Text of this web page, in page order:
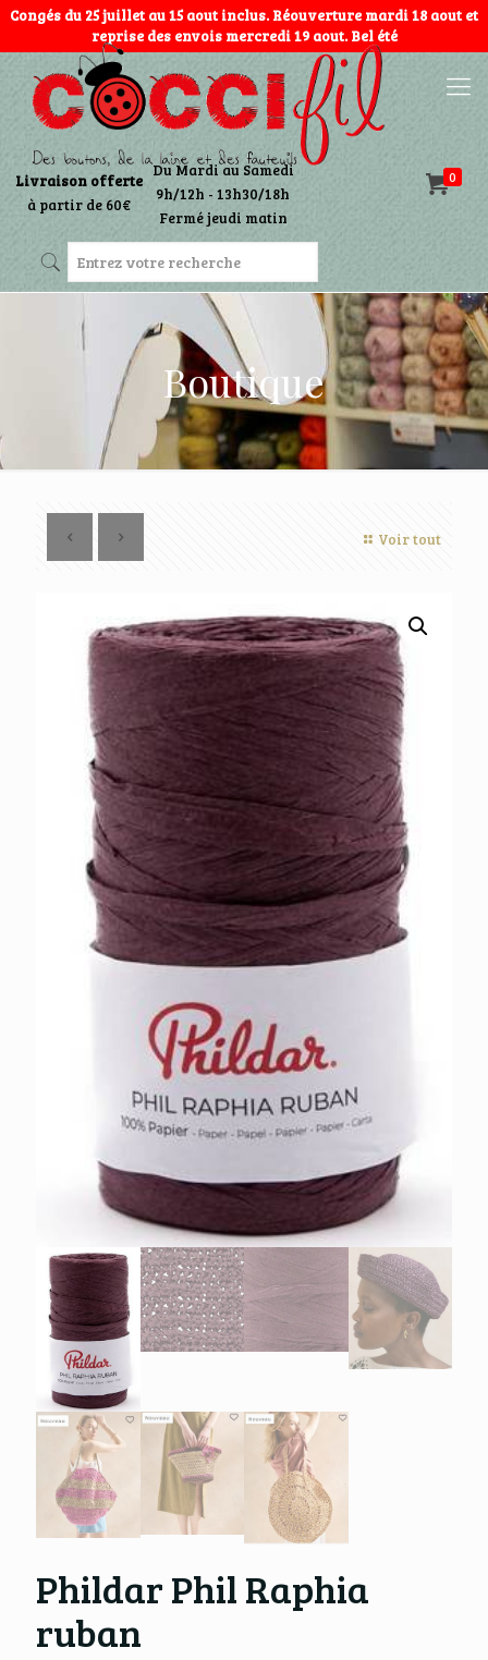
Congés du 25 juillet au 15 aout inclus. Réouverture mardi 18 aout et
reprise des envois mercredi 19 aout. Bel été
0
Livraison offerte
à partir de 60€
Du Mardi au Samedi
9h/12h - 13h30/18h
Fermé jeudi matin
Boutique
Voir tout
Phildar Phil Raphia
ruban